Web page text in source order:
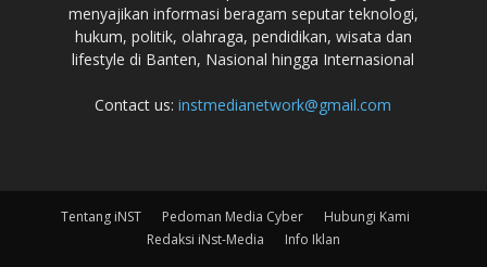
menyajikan informasi beragam seputar teknologi,
hukum, politik, olahraga, pendidikan, wisata dan
lifestyle di Banten, Nasional hingga Internasional
Contact us:instmedianetwork@gmail.com
Tentang iNST Pedoman Media Cyber
Hubungi Kami
Redaksi iNst-Media
Info Iklan